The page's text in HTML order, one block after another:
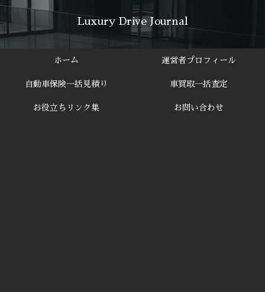
Luxury Drive Journal
ホーム 運営者プロフィール
自動車保険一括見積り 車買取一括査定
お役立ちリンク集 お問い合わせ